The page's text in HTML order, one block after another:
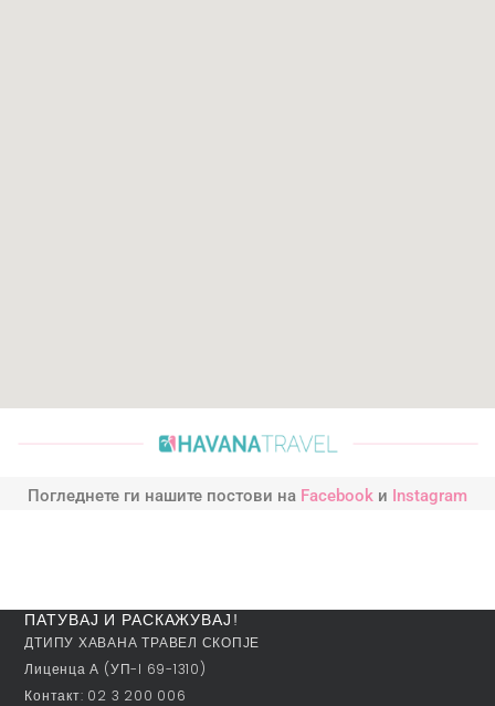
Погледнете ги нашите постови на Facebook и Instagram
ПАТУВАЈ И РАСКАЖУВАЈ!
ДТИПУ ХАВАНА ТРАВЕЛ СКОПЈЕ
Лиценца А (УП-I 69-1310)
Контакт: 02 3 200 006